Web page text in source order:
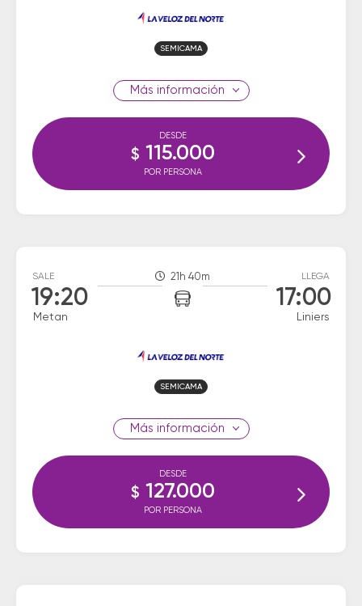
SEMICAMA
información
DESDE
$ 115.000
POR PERSONA
SALE
19:20
Metan
21h 40m LLEGA
17:00
Liniers
SEMICAMA
información
DESDE
$ 127.000
POR PERSONA